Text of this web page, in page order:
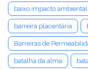
baixo impacto ambiental
barreira placentária
Barreiras de
batalha da alma